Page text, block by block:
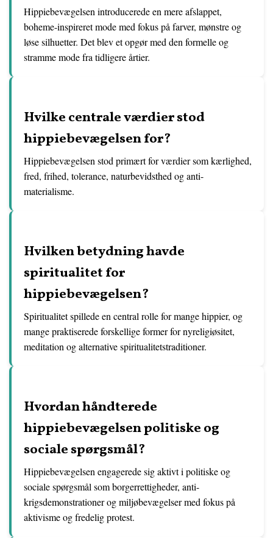
Hippiebevægelsen introducerede en mere afslappet,
boheme-inspireret mode med fokus på farver, mønstre og
løse silhuetter. Det blev et opgør med den formelle og
stramme mode fra tidligere årtier.
Hvilke centrale værdier stod
hippiebevægelsen for?
Hippiebevægelsen stod primært for værdier som kærlighed,
fred, frihed, tolerance, naturbevidsthed og anti-
materialisme.
Hvilken betydning havde
spiritualitet for
hippiebevægelsen?
Spiritualitet spillede en central rolle for mange hippier, og
mange praktiserede forskellige former for nyreligiøsitet,
meditation og alternative spiritualitetstraditioner.
Hvordan håndterede
hippiebevægelsen politiske og
sociale spørgsmål?
Hippiebevægelsen engagerede sig aktivt i politiske og
sociale spørgsmål som borgerrettigheder, anti-
krigsdemonstrationer og miljøbevægelser med fokus på
aktivisme og fredelig protest.